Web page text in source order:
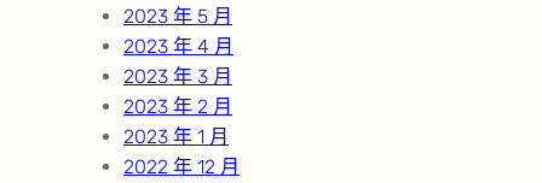
2023 年 5 月
2023 年 4 月
2023 年 3 月
2023 年 2 月
2023 年 1 月
2022 年 12 月